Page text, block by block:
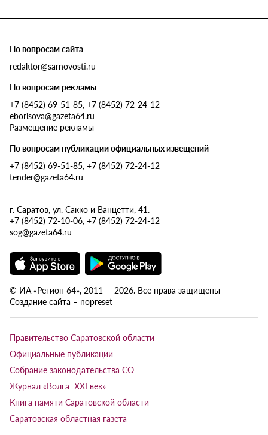
По вопросам сайта
redaktor@sarnovosti.ru
По вопросам рекламы
+7 (8452) 69-51-85, +7 (8452) 72-24-12
eborisova@gazeta64.ru
Размещение рекламы
По вопросам публикации официальных извещений
+7 (8452) 69-51-85, +7 (8452) 72-24-12
tender@gazeta64.ru
г. Саратов, ул. Сакко и Ванцетти, 41.
+7 (8452) 72-10-06, +7 (8452) 72-24-12
sog@gazeta64.ru
© ИА «Регион 64», 2011 — 2026. Все права защищены
Создание сайта – nopreset
Правительство Саратовской области
Официальные публикации
Собрание законодательства СО
Журнал «Волга XXI век»
Книга памяти Саратовской области
Саратовская областная газета